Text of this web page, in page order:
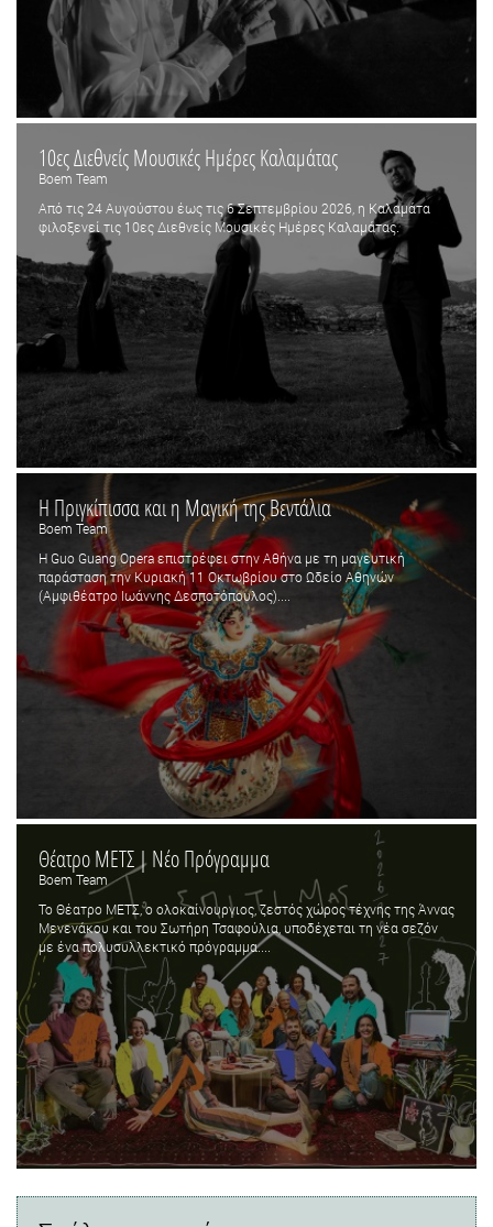
10ες Διεθνείς Μουσικές Ημέρες Καλαμάτας
Boem Team
Από τις 24 Αυγούστου έως τις 6 Σεπτεμβρίου 2026, η Καλαμάτα
φιλοξενεί τις 10ες Διεθνείς Μουσικές Ημέρες Καλαμάτας.
Η Πριγκίπισσα και η Μαγική της Βεντάλια
Boem Team
Η Guo Guang Opera επιστρέφει στην Αθήνα με τη μαγευτική
παράσταση την Κυριακή 11 Οκτωβρίου στο Ωδείο Αθηνών
(Αμφιθέατρο Ιωάννης Δεσποτόπουλος)....
Θέατρο ΜΕΤΣ | Νέο Πρόγραμμα
Boem Team
Το Θέατρο ΜΕΤΣ, ο ολοκαίνουργιος, ζεστός χώρος τέχνης της Άννας
Μενενάκου και του Σωτήρη Τσαφούλια, υποδέχεται τη νέα σεζόν
με ένα πολυσυλλεκτικό πρόγραμμα....